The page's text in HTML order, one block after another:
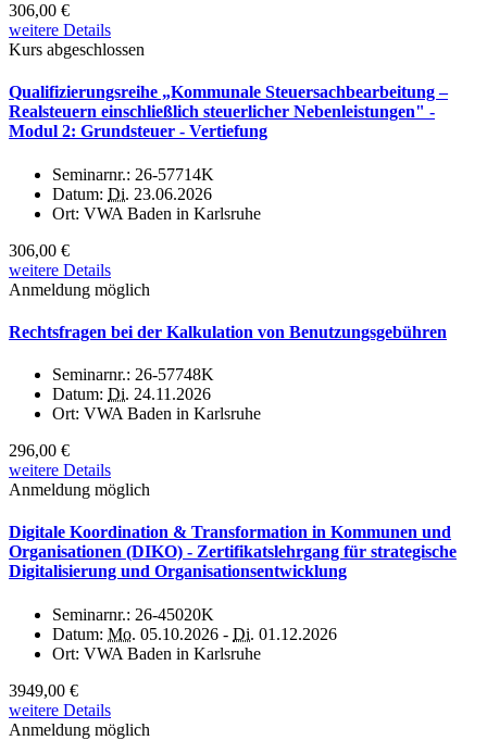
306,00 €
weitere Details
Kurs abgeschlossen
Qualifizierungsreihe „Kommunale Steuersachbearbeitung –
Realsteuern einschließlich steuerlicher Nebenleistungen" -
Modul 2: Grundsteuer - Vertiefung
Seminarnr.: 26-57714K
Datum: Di. 23.06.2026
Ort: VWA Baden in Karlsruhe
306,00 €
weitere Details
Anmeldung möglich
Rechtsfragen bei der Kalkulation von Benutzungsgebühren
Seminarnr.: 26-57748K
Datum: Di. 24.11.2026
Ort: VWA Baden in Karlsruhe
296,00 €
weitere Details
Anmeldung möglich
Digitale Koordination & Transformation in Kommunen und
Organisationen (DIKO) - Zertifikatslehrgang für strategische
Digitalisierung und Organisationsentwicklung
Seminarnr.: 26-45020K
Datum: Mo. 05.10.2026 - Di. 01.12.2026
Ort: VWA Baden in Karlsruhe
3949,00 €
weitere Details
Anmeldung möglich